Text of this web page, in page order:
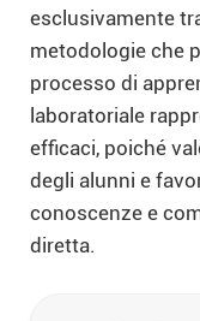
esclusivamente
metodologie che
processo di
laboratoriale
efficaci, poiché
degli alunni e
conoscenze e
diretta.